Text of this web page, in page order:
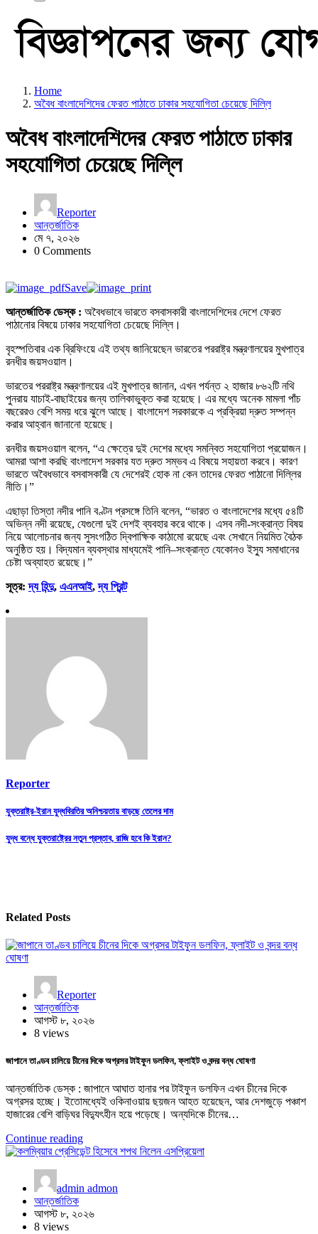
Home
অবৈধ বাংলাদেশিদের ফেরত পাঠাতে ঢাকার সহযোগিতা চেয়েছে দিল্লি
অবৈধ বাংলাদেশিদের ফেরত পাঠাতে ঢাকার
সহযোগিতা চেয়েছে দিল্লি
Reporter
আন্তর্জাতিক
মে ৭, ২০২৬
0 Comments
Save
আন্তর্জাতিক ডেস্ক : অবৈধভাবে ভারতে বসবাসকারী বাংলাদেশিদের দেশে ফেরত
পাঠানোর বিষয়ে ঢাকার সহযোগিতা চেয়েছে দিল্লি।
বৃহস্পতিবার এক ব্রিফিংয়ে এই তথ্য জানিয়েছেন ভারতের পররাষ্ট্র মন্ত্রণালয়ের মুখপাত্র
রনধীর জয়সওয়াল।
ভারতের পররাষ্ট্র মন্ত্রণালয়ের এই মুখপাত্র জানান, এখন পর্যন্ত ২ হাজার ৮৬২টি নথি
পুনরায় যাচাই-বাছাইয়ের জন্য তালিকাভুক্ত করা হয়েছে। এর মধ্যে অনেক মামলা পাঁচ
বছরেরও বেশি সময় ধরে ঝুলে আছে। বাংলাদেশ সরকারকে এ প্রক্রিয়া দ্রুত সম্পন্ন
করার আহ্বান জানানো হয়েছে।
রনধীর জয়সওয়াল বলেন, “এ ক্ষেত্রে দুই দেশের মধ্যে সমন্বিত সহযোগিতা প্রয়োজন।
আমরা আশা করছি বাংলাদেশ সরকার যত দ্রুত সম্ভব এ বিষয়ে সহায়তা করবে। কারণ
ভারতে অবৈধভাবে বসবাসকারী যে দেশেরই হোক না কেন তাদের ফেরত পাঠানো দিল্লির
নীতি।”
এছাড়া তিস্তা নদীর পানি বণ্টন প্রসঙ্গে তিনি বলেন, “ভারত ও বাংলাদেশের মধ্যে ৫৪টি
অভিন্ন নদী রয়েছে, যেগুলো দুই দেশই ব্যবহার করে থাকে। এসব নদী-সংক্রান্ত বিষয়
নিয়ে আলোচনার জন্য সুসংগঠিত দ্বিপাক্ষিক কাঠামো রয়েছে এবং সেখানে নিয়মিত বৈঠক
অনুষ্ঠিত হয়। বিদ্যমান ব্যবস্থার মাধ্যমেই পানি–সংক্রান্ত যেকোনও ইস্যু সমাধানের
চেষ্টা অব্যাহত রয়েছে।”
সূত্র:দ্য হিন্দু, এএনআই,দ্য প্রিন্ট
Reporter
Post
navigation
যুক্তরাষ্ট্র-ইরান যুদ্ধবিরতির অনিশ্চয়তায় বাড়ছে তেলের দাম
যুদ্ধ বন্ধে যুক্তরাষ্ট্রের নতুন প্রস্তাব, রাজি হবে কি ইরান?
Related Posts
Reporter
আন্তর্জাতিক
আগস্ট ৮, ২০২৬
8 views
জাপানে তাণ্ডব চালিয়ে চীনের দিকে অগ্রসর টাইফুন ডলফিন, ফ্লাইট ও বন্দর বন্ধ ঘোষণা
আন্তর্জাতিক ডেস্ক : জাপানে আঘাত হানার পর টাইফুন ডলফিন এখন চীনের দিকে
অগ্রসর হচ্ছে। ইতোমধ্যেই ওকিনাওয়ায় ছয়জন আহত হয়েছেন, আর দেশজুড়ে পঞ্চাশ
হাজারের বেশি বাড়িঘর বিদ্যুৎহীন হয়ে পড়েছে। অন্যদিকে চীনের…
Continue reading
admin admon
আন্তর্জাতিক
আগস্ট ৮, ২০২৬
8 views